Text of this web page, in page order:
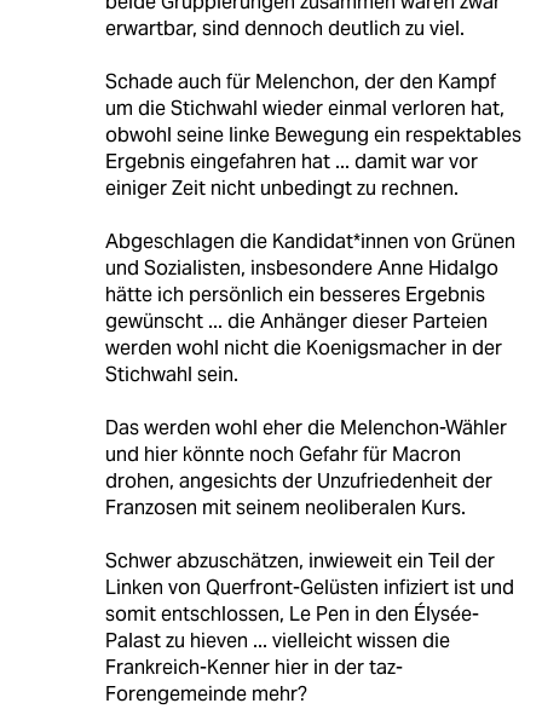
erwartbar, sind dennoch deutlich zu viel.
Schade auch für Melenchon, der den Kampf
um die Stichwahl wieder einmal verloren hat,
obwohl seine linke Bewegung ein respektables
Ergebnis eingefahren hat ... damit war vor
einiger Zeit nicht unbedingt zu rechnen.
Abgeschlagen die Kandidat*innen von Grünen
und Sozialisten, insbesondere Anne Hidalgo
hätte ich persönlich ein besseres Ergebnis
gewünscht ... die Anhänger dieser Parteien
werden wohl nicht die Koenigsmacher in der
Stichwahl sein.
Das werden wohl eher die Melenchon-Wähler
und hier könnte noch Gefahr für Macron
drohen, angesichts der Unzufriedenheit der
Franzosen mit seinem neoliberalen Kurs.
Schwer abzuschätzen, inwieweit ein Teil der
Linken von Querfront-Gelüsten infiziert ist und
somit entschlossen, Le Pen in den Élysée-
Palast zu hieven ... vielleicht wissen die
Frankreich-Kenner hier in der taz-
Forengemeinde mehr?